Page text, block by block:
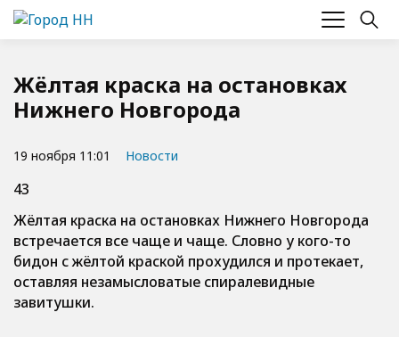
Жёлтая краска на остановках
Нижнего Новгорода
19 ноября 11:01 Новости
43
Жёлтая краска на остановках Нижнего Новгорода
встречается все чаще и чаще. Словно у кого-то
бидон с жёлтой краской прохудился и протекает,
оставляя незамысловатые спиралевидные
завитушки.